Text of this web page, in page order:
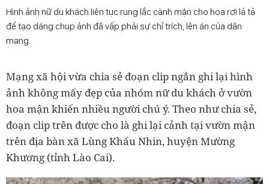
Hình ảnh nữ du khách liên tục rung lắc cành mận cho hoa rơi lả tả
để tạo dáng chụp ảnh đã vấp phải sự chỉ trích, lên án của dân
mạng.
Mạng xã hội vừa chia sẻ đoạn clip ngắn ghi lại hình
ảnh không mấy đẹp của nhóm nữ du khách ở vườn
hoa mận khiến nhiều người chú ý. Theo như chia sẻ,
đoạn clip trên được cho là ghi lại cảnh tại vườn mận
trên địa bàn xã Lùng Khấu Nhin, huyện Mường
Khương (tỉnh Lào Cai).